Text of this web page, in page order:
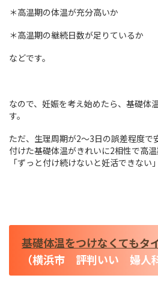
＊高温期の体温が充分高いか
＊高温期の継続日数が足りているか
などです。
なので、妊娠を考え始めたら、基礎体
す。
ただ、生理周期が2～3日の誤差程度で
付けた基礎体温がきれいに2相性で高温
「ずっと付け続けないと妊活できない
基礎体温をつけなくてもタ
（横浜市 評判いい 婦人